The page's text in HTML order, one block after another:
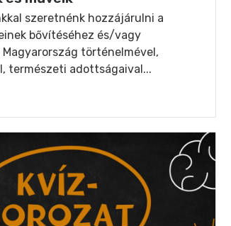
szeretnénk hozzájárulni a
bővítéséhez és/vagy
történelmével,
természeti adottságaival...